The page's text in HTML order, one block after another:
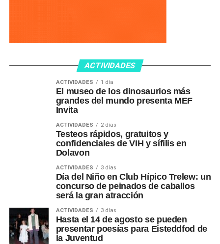
ACTIVIDADES
ACTIVIDADES 1 día
El museo de los dinosaurios más
grandes del mundo presenta MEF
Invita
ACTIVIDADES 2 días
Testeos rápidos, gratuitos y
confidenciales de VIH y sífilis en
Dolavon
ACTIVIDADES 3 días
Día del Niño en Club Hípico Trelew: un
concurso de peinados de caballos
será la gran atracción
ACTIVIDADES 3 días
Hasta el 14 de agosto se pueden
presentar poesías para Eisteddfod de
la Juventud